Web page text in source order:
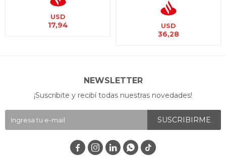
USD
17,94 USD
36,28
NEWSLETTER
¡Suscribite y recibí todas nuestras novedades!
SUSCRIBIRME
   